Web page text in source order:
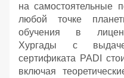
на самостоятельные
любой точке
обучения в
Хургады с
сертификата PADI
включая